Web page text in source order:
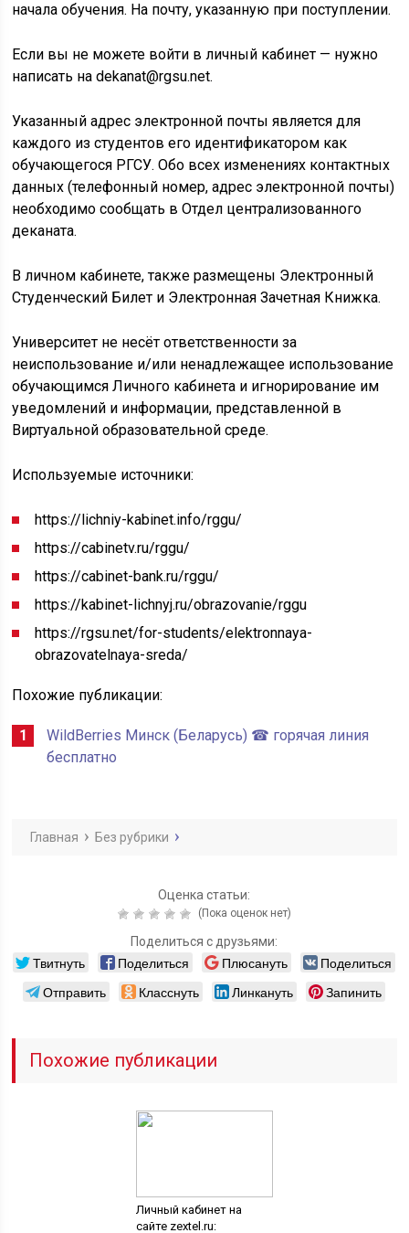
начала обучения. На почту, указанную при поступлении.
Если вы не можете войти в личный кабинет — нужно
написать на dekanat@rgsu.net.
Указанный адрес электронной почты является для
каждого из студентов его идентификатором как
обучающегося РГСУ. Обо всех изменениях контактных
данных (телефонный номер, адрес электронной почты)
необходимо сообщать в Отдел централизованного
деканата.
В личном кабинете, также размещены Электронный
Студенческий Билет и Электронная Зачетная Книжка.
Университет не несёт ответственности за
неиспользование и/или ненадлежащее использование
обучающимся Личного кабинета и игнорирование им
уведомлений и информации, представленной в
Виртуальной образовательной среде.
Используемые источники:
https://lichniy-kabinet.info/rggu/
https://cabinetv.ru/rggu/
https://cabinet-bank.ru/rggu/
https://kabinet-lichnyj.ru/obrazovanie/rggu
https://rgsu.net/for-students/elektronnaya-
obrazovatelnaya-sreda/
Похожие публикации:
WildBerries Минск (Беларусь) ☎ горячая линия
бесплатно
Главная Без рубрики
Оценка статьи:
(Пока оценок нет)
Поделиться с друзьями:
Твитнуть Поделиться Плюсануть
Поделиться
Отправить
Класснуть Линкануть Запинить
Похожие публикации
Личный кабинет на
сайте zextel.ru: